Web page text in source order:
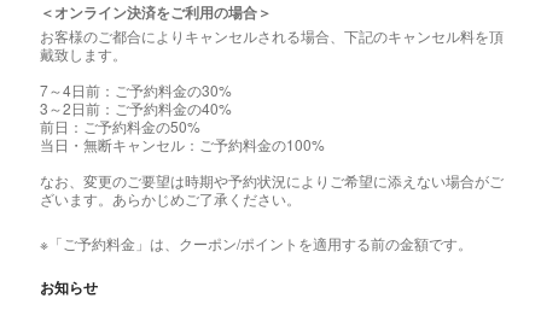
＜オンライン決済をご利用の場合＞
お客様のご都合によりキャンセルされる場合、下記のキャンセル料を頂
戴致します。
7～4日前：ご予約料金の30%
3～2日前：ご予約料金の40%
前日：ご予約料金の50%
当日・無断キャンセル：ご予約料金の100%
なお、変更のご要望は時期や予約状況によりご希望に添えない場合がご
ざいます。あらかじめご了承ください。
※「ご予約料金」は、クーポン/ポイントを適用する前の金額です。
お知らせ